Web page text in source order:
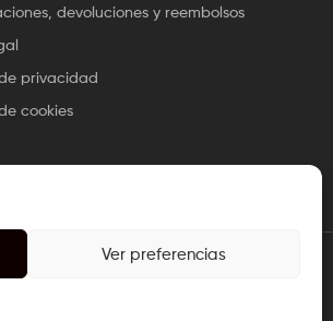
Ver preferencias
devoluciones y reembolsos
privacidad
cookies